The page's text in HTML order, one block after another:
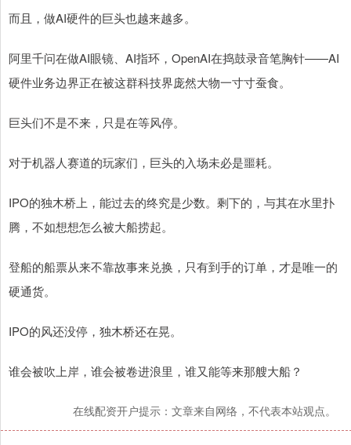
而且，做AI硬件的巨头也越来越多。
阿里千问在做AI眼镜、AI指环，OpenAI在捣鼓录音笔胸针——AI
硬件业务边界正在被这群科技界庞然大物一寸寸蚕食。
巨头们不是不来，只是在等风停。
对于机器人赛道的玩家们，巨头的入场未必是噩耗。
IPO的独木桥上，能过去的终究是少数。剩下的，与其在水里扑
腾，不如想想怎么被大船捞起。
登船的船票从来不靠故事来兑换，只有到手的订单，才是唯一的
硬通货。
IPO的风还没停，独木桥还在晃。
谁会被吹上岸，谁会被卷进浪里，谁又能等来那艘大船？
在线配资开户提示：文章来自网络，不代表本站观点。